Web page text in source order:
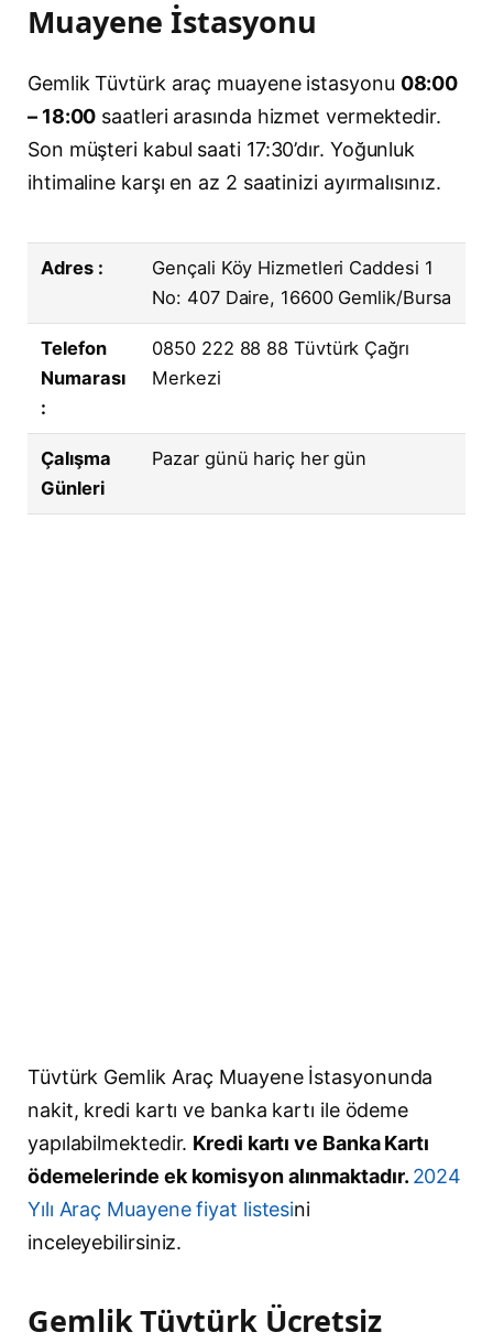
Muayene İstasyonu
Gemlik Tüvtürk araç muayene istasyonu 08:00
– 18:00 saatleri arasında hizmet vermektedir.
Son müşteri kabul saati 17:30’dır. Yoğunluk
ihtimaline karşı en az 2 saatinizi ayırmalısınız.
Adres :
Gençali Köy Hizmetleri Caddesi 1
No: 407 Daire, 16600 Gemlik/Bursa
Telefon
Numarası
:
0850 222 88 88 Tüvtürk Çağrı
Merkezi
Çalışma
Günleri
Pazar günü hariç her gün
Tüvtürk Gemlik Araç Muayene İstasyonunda
nakit, kredi kartı ve banka kartı ile ödeme
yapılabilmektedir. Kredi kartı ve Banka Kartı
ödemelerinde ek komisyon alınmaktadır. 2024
Yılı Araç Muayene fiyat listesini
inceleyebilirsiniz.
Gemlik Tüvtürk Ücretsiz